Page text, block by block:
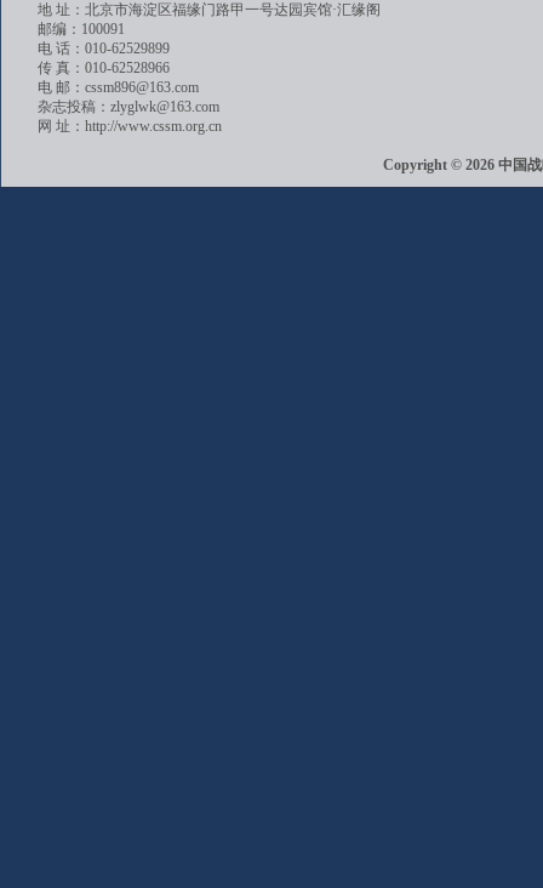
地 址：北京市海淀区福缘门路甲一号达园宾馆·汇缘阁
邮编：100091
电 话：010-62529899
传 真：010-62528966
电 邮：cssm896@163.com
杂志投稿：zlyglwk@163.com
网 址：http://www.cssm.org.cn
Copyright © 2026 中国